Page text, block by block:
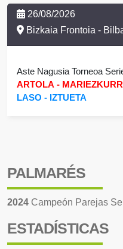
26/08/2026
Bizkaia Frontoia -
Aste Nagusia Torneoa
ARTOLA -
LASO - IZTUETA
PALMARÉS
2024 Campeón Parejas
ESTADÍSTICAS